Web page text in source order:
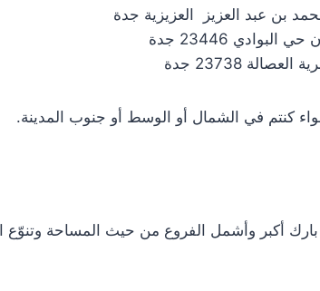
بن عبد العزيز العزيزية جدة
23446 جدة
23738 جدة
كنتم في الشمال أو الوسط أو جنوب المدينة.
أكبر وأشمل الفروع من حيث المساحة وتنوّع